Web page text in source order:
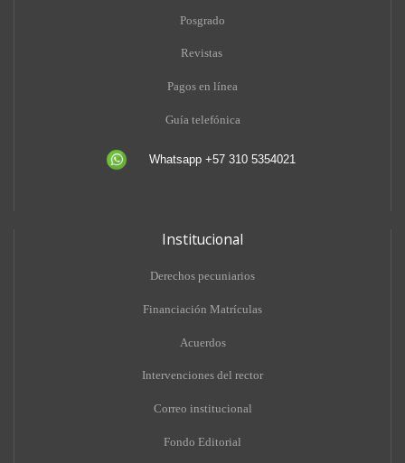
Posgrado
Revistas
Pagos en línea
Guía telefónica
Whatsapp +57 310 5354021
Institucional
Derechos pecuniarios
Financiación Matrículas
Acuerdos
Intervenciones del rector
Correo institucional
Fondo Editorial